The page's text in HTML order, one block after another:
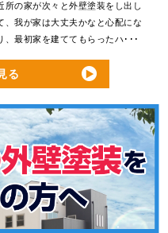
所の家が次々と外壁塗装をし出し
、我が家は大丈夫かなと心配にな
、最初家を建ててもらったハ･･･
る